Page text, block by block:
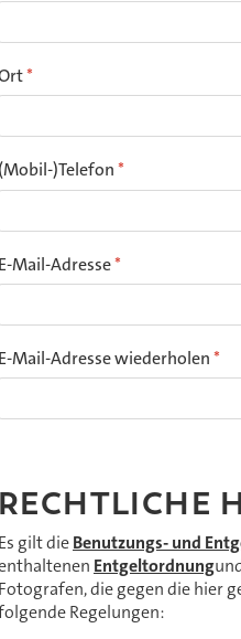
*
(Mobil-)Telefon*
E-Mail-Adresse*
E-Mail-Adresse wiederholen*
RECHTLICHE
Es gilt dieBenutzungs- und
Entgeltordnung
Fotografen, die gegen die hier
Regelungen: